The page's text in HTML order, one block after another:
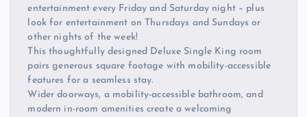
entertainment every Friday and Saturday night – plus
look for entertainment on Thursdays and Sundays or
other nights of the week!
This thoughtfully designed Deluxe Single King room
pairs generous square footage with mobility-accessible
features for a seamless stay.
Wider doorways, a mobility-accessible bathroom, and
modern in-room amenities create a welcoming